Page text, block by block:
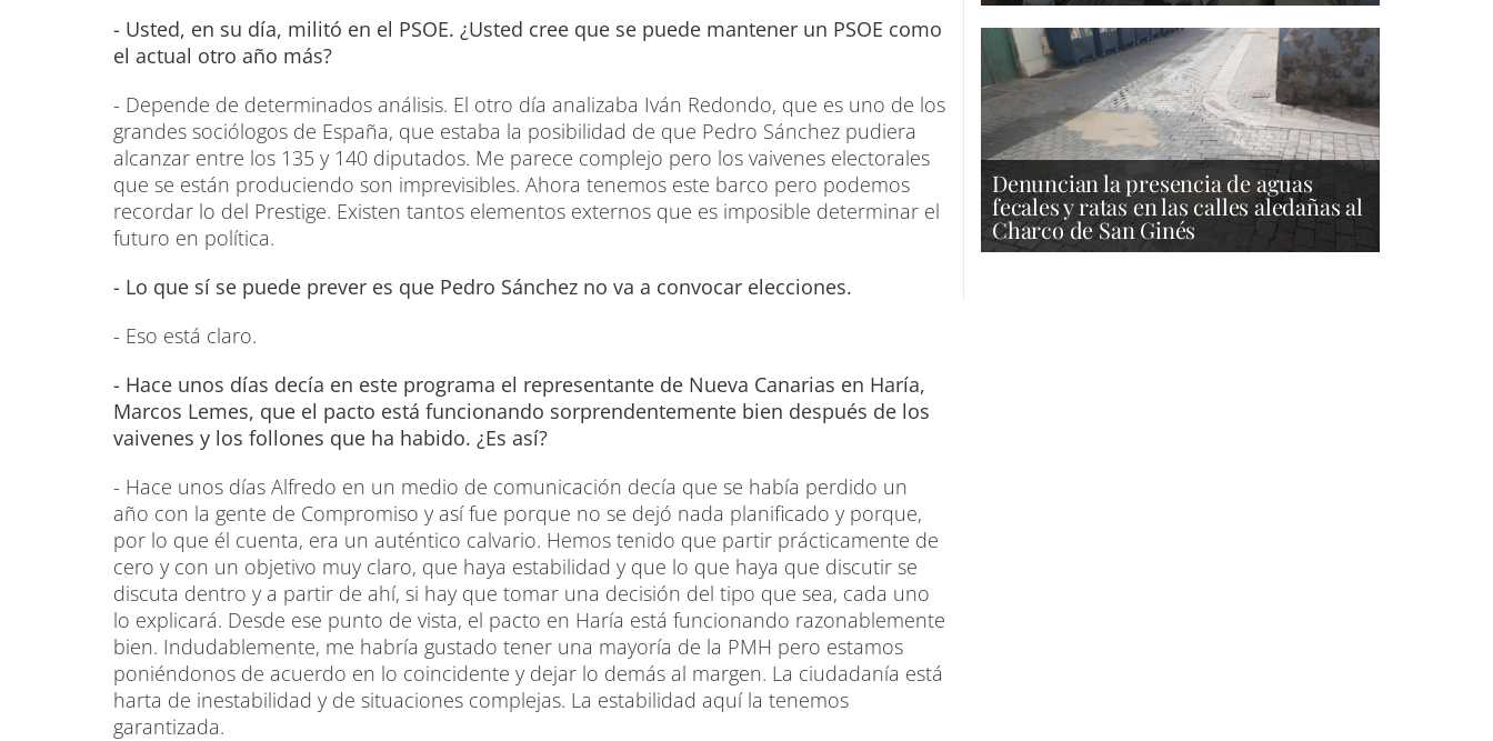
- Usted, en su día, militó en el PSOE. ¿Usted cree que se puede mantener un PSOE como
el actual otro año más?
- Depende de determinados análisis. El otro día analizaba Iván Redondo, que es uno de los
grandes sociólogos de España, que estaba la posibilidad de que Pedro Sánchez pudiera
alcanzar entre los 135 y 140 diputados. Me parece complejo pero los vaivenes electorales
que se están produciendo son imprevisibles. Ahora tenemos este barco pero podemos
recordar lo del Prestige. Existen tantos elementos externos que es imposible determinar el
futuro en política.
- Lo que sí se puede prever es que Pedro Sánchez no va a convocar elecciones.
- Eso está claro.
- Hace unos días decía en este programa el representante de Nueva Canarias en Haría,
Marcos Lemes, que el pacto está funcionando sorprendentemente bien después de los
vaivenes y los follones que ha habido. ¿Es así?
- Hace unos días Alfredo en un medio de comunicación decía que se había perdido un
año con la gente de Compromiso y así fue porque no se dejó nada planificado y porque,
por lo que él cuenta, era un auténtico calvario. Hemos tenido que partir prácticamente de
cero y con un objetivo muy claro, que haya estabilidad y que lo que haya que discutir se
discuta dentro y a partir de ahí, si hay que tomar una decisión del tipo que sea, cada uno
lo explicará. Desde ese punto de vista, el pacto en Haría está funcionando razonablemente
bien. Indudablemente, me habría gustado tener una mayoría de la PMH pero estamos
poniéndonos de acuerdo en lo coincidente y dejar lo demás al margen. La ciudadanía está
harta de inestabilidad y de situaciones complejas. La estabilidad aquí la tenemos
garantizada.
Denuncian la presencia de aguas
fecales y ratas en las calles aledañas al
Charco de San Ginés